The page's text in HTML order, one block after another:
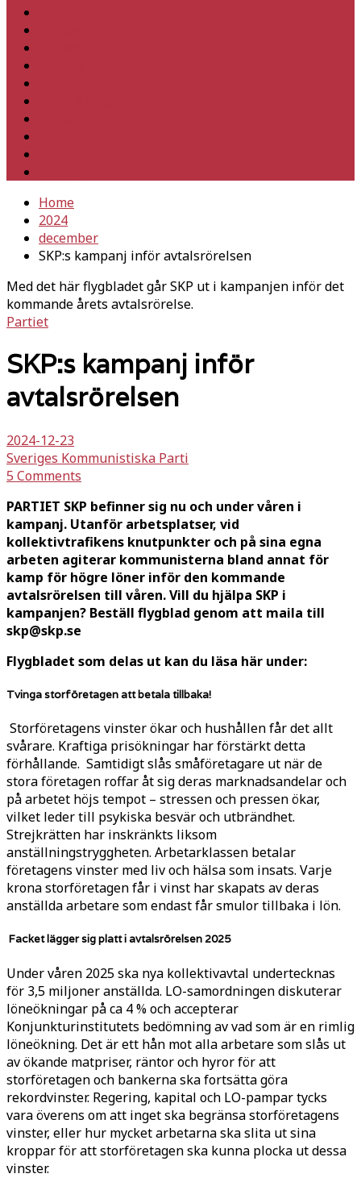
Home
2024
december
SKP:s kampanj inför avtalsrörelsen
Med det här flygbladet går SKP ut i kampanjen inför det
kommande årets avtalsrörelse.
Partiet
SKP:s kampanj inför
avtalsrörelsen
2024-12-23
Sveriges Kommunistiska Parti
5 Comments
PARTIET SKP befinner sig nu och under våren i
kampanj. Utanför arbetsplatser, vid
kollektivtrafikens knutpunkter och på sina egna
arbeten agiterar kommunisterna bland annat för
kamp för högre löner inför den kommande
avtalsrörelsen till våren. Vill du hjälpa SKP i
kampanjen? Beställ flygblad genom att maila till
skp@skp.se
Flygbladet som delas ut kan du läsa här under:
Tvinga storföretagen att betala tillbaka!
Storföretagens vinster ökar och hushållen får det allt
svårare. Kraftiga prisökningar har förstärkt detta
förhållande. Samtidigt slås småföretagare ut när de
stora företagen roffar åt sig deras marknadsandelar och
på arbetet höjs tempot – stressen och pressen ökar,
vilket leder till psykiska besvär och utbrändhet.
Strejkrätten har inskränkts liksom
anställningstryggheten. Arbetarklassen betalar
företagens vinster med liv och hälsa som insats. Varje
krona storföretagen får i vinst har skapats av deras
anställda arbetare som endast får smulor tillbaka i lön.
Facket lägger sig platt i avtalsrörelsen 2025
Under våren 2025 ska nya kollektivavtal undertecknas
för 3,5 miljoner anställda. LO-samordningen diskuterar
löneökningar på ca 4 % och accepterar
Konjunkturinstitutets bedömning av vad som är en rimlig
löneökning. Det är ett hån mot alla arbetare som slås ut
av ökande matpriser, räntor och hyror för att
storföretagen och bankerna ska fortsätta göra
rekordvinster. Regering, kapital och LO-pampar tycks
vara överens om att inget ska begränsa storföretagens
vinster, eller hur mycket arbetarna ska slita ut sina
kroppar för att storföretagen ska kunna plocka ut dessa
vinster.